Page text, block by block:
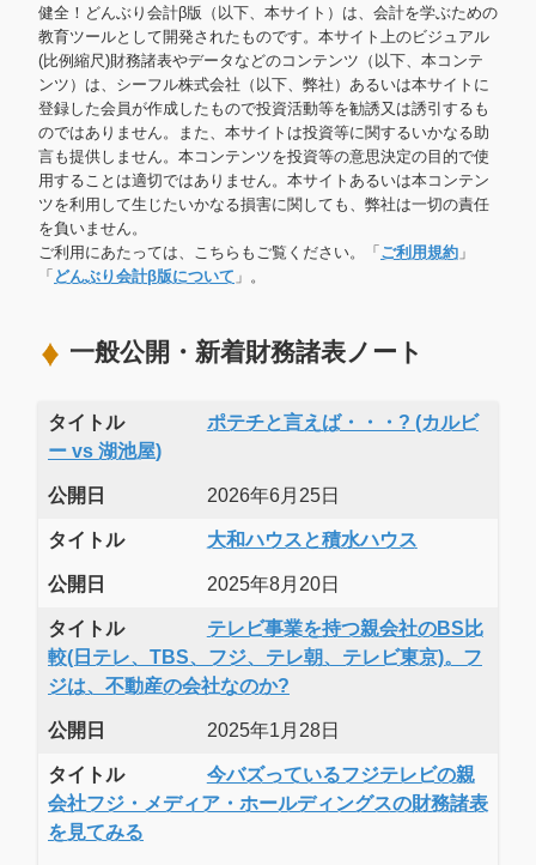
健全！どんぶり会計β版（以下、本サイト）は、会計を学ぶための
教育ツールとして開発されたものです。本サイト上のビジュアル
(比例縮尺)財務諸表やデータなどのコンテンツ（以下、本コンテ
ンツ）は、シーフル株式会社（以下、弊社）あるいは本サイトに
登録した会員が作成したもので投資活動等を勧誘又は誘引するも
のではありません。また、本サイトは投資等に関するいかなる助
言も提供しません。本コンテンツを投資等の意思決定の目的で使
用することは適切ではありません。本サイトあるいは本コンテン
ツを利用して生じたいかなる損害に関しても、弊社は一切の責任
を負いません。
ご利用にあたっては、こちらもご覧ください。「 ご利用規約 」
「 どんぶり会計β版について 」。
一般公開・新着財務諸表ノート
タイトル
ポテチと言えば・・・? (カルビ
ー vs 湖池屋)
公開日 2026年6月25日
タイトル 大和ハウスと積水ハウス
公開日 2025年8月20日
タイトル
テレビ事業を持つ親会社のBS比
較(日テレ、TBS、フジ、テレ朝、テレビ東京)。フ
ジは、不動産の会社なのか?
公開日 2025年1月28日
タイトル
今バズっているフジテレビの親
会社フジ・メディア・ホールディングスの財務諸表
を見てみる